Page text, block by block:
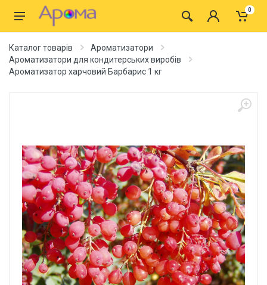
0
Каталог товарів
Ароматизатори
Ароматизатори для кондитерських виробів
Ароматизатор харчовий Барбарис 1 кг